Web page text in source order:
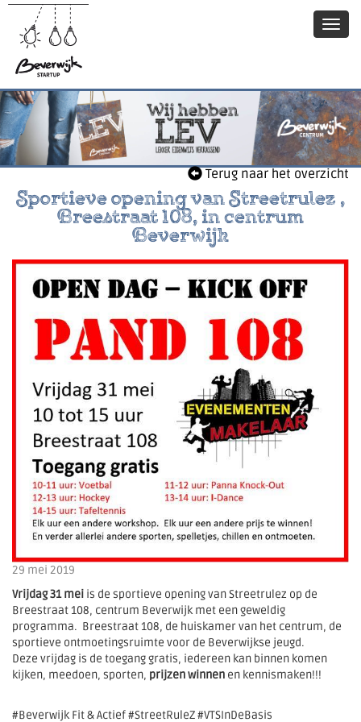
Terug naar het overzicht
Sportieve opening van Streetrulez ,
Breestraat 108, in centrum
Beverwijk
29 mei 2019
Vrijdag 31 mei is de sportieve opening van Streetrulez op de
Breestraat 108, centrum Beverwijk met een geweldig
programma. Breestraat 108, de huiskamer van het centrum, de
sportieve ontmoetingsruimte voor de Beverwijkse jeugd.
Deze vrijdag is de toegang gratis, iedereen kan binnen komen
kijken, meedoen, sporten, prijzen winnen en kennismaken!!!
#Beverwijk Fit & Actief #StreetRuleZ #VTSInDeBasis